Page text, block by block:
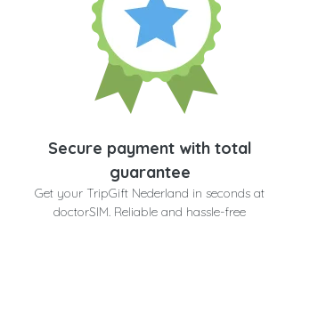
Secure payment with total
guarantee
Get your TripGift Nederland in seconds at
doctorSIM. Reliable and hassle-free